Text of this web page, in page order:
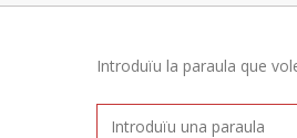
Introduïu la paraula que